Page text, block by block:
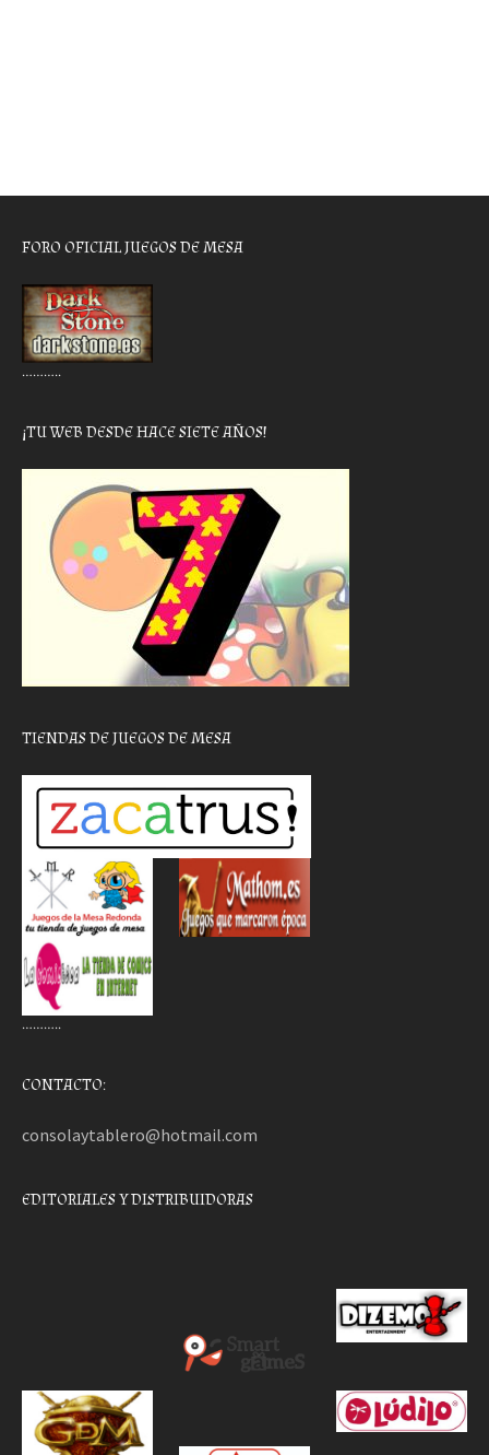
FORO OFICIAL JUEGOS DE MESA
………..
¡TU WEB DESDE HACE SIETE AÑOS!
TIENDAS DE JUEGOS DE MESA
………..
CONTACTO:
consolaytablero@hotmail.com
EDITORIALES Y DISTRIBUIDORAS